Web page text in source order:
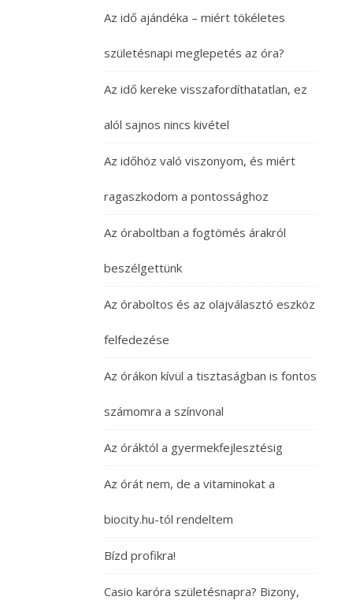
Az idő ajándéka – miért tökéletes
születésnapi meglepetés az óra?
Az idő kereke visszafordíthatatlan, ez
alól sajnos nincs kivétel
Az időhöz való viszonyom, és miért
ragaszkodom a pontossághoz
Az óraboltban a fogtömés árakról
beszélgettünk
Az óraboltos és az olajválasztó eszköz
felfedezése
Az órákon kívül a tisztaságban is fontos
számomra a színvonal
Az óráktól a gyermekfejlesztésig
Az órát nem, de a vitaminokat a
biocity.hu-tól rendeltem
Bízd profikra!
Casio karóra születésnapra? Bizony,